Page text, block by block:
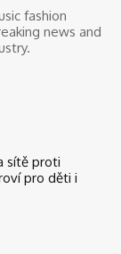
fashion
news and
sítě proti
pro děti i